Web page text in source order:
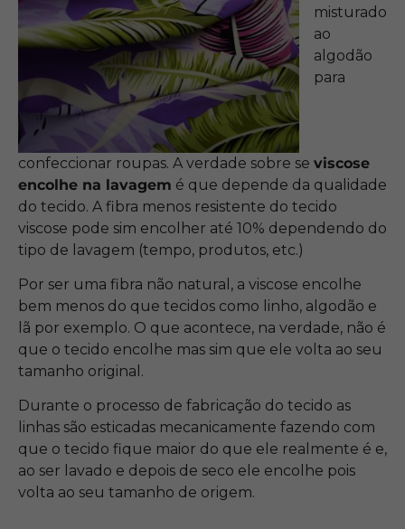
misturado
ao
algodão
para
confeccionar roupas. A verdade sobre se viscose
encolhe na lavagem é que depende da qualidade
do tecido. A fibra menos resistente do tecido
viscose pode sim encolher até 10% dependendo do
tipo de lavagem (tempo, produtos, etc.)
Por ser uma fibra não natural, a viscose encolhe
bem menos do que tecidos como linho, algodão e
lã por exemplo. O que acontece, na verdade, não é
que o tecido encolhe mas sim que ele volta ao seu
tamanho original.
Durante o processo de fabricação do tecido as
linhas são esticadas mecanicamente fazendo com
que o tecido fique maior do que ele realmente é e,
ao ser lavado e depois de seco ele encolhe pois
volta ao seu tamanho de origem.